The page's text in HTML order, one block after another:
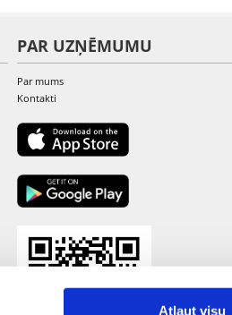
Atļaut visu
PAR UZŅĒMUMU
Par mums
Kontakti